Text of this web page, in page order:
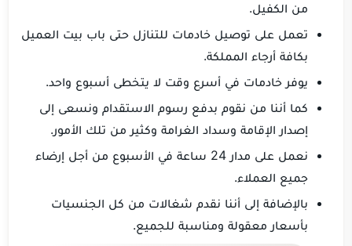
من الكفيل.
تعمل على توصيل خادمات للتنازل حتى باب بيت العميل
بكافة أرجاء المملكة.
يوفر خادمات في أسرع وقت لا يتخطى أسبوع واحد.
كما أننا من نقوم بدفع رسوم الاستقدام ونسعى إلى
إصدار الإقامة وسداد الغرامة وكثير من تلك الأمور.
نعمل على مدار 24 ساعة في الأسبوع من أجل إرضاء
جميع العملاء.
بالإضافة إلى أننا نقدم شغالات من كل الجنسيات
بأسعار معقولة ومناسبة للجميع.